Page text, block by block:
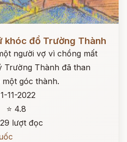
khóc đổ Trường Thành
người vợ vì chồng mất
Trường Thành đã than
góc thành.
11-2022
⭐ 4.8
lượt đọc